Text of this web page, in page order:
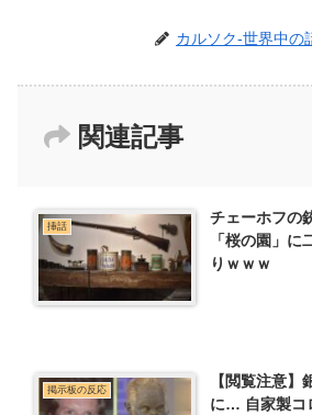
カルソク-世界中の
関連記事
挿話
チェーホフの
「桜の園」に
りｗｗｗ
掲示板の反応
【閲覧注意
に… 自家製コ